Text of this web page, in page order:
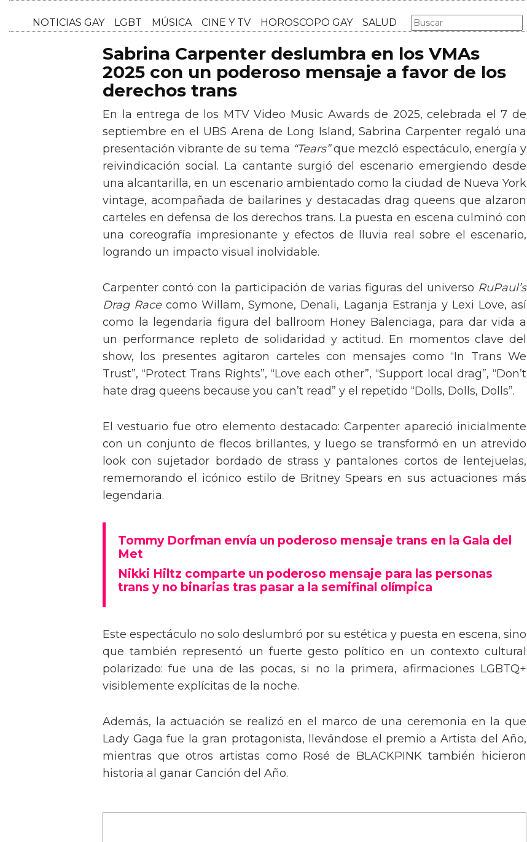
NOTICIAS GAY LGBT MÚSICA CINE Y TV
Sabrina Carpenter deslumbra en los VMAs
2025 con un poderoso mensaje a favor de los
derechos trans
En la entrega de los MTV Video Music Awards de 2025, celebrada el 7 de
septiembre en el UBS Arena de Long Island, Sabrina Carpenter regaló una
presentación vibrante de su tema “Tears”que mezcló espectáculo, energía y
reivindicación social. La cantante surgió del escenario emergiendo desde
una alcantarilla, en un escenario ambientado como la ciudad de Nueva York
vintage, acompañada de bailarines y destacadas drag queens que alzaron
carteles en defensa de los derechos trans. La puesta en escena culminó con
una coreografía impresionante y efectos de lluvia real sobre el escenario,
Carpenter contó con la participación de varias figuras del universo RuPaul’s
Drag Racecomo Willam, Symone, Denali, Laganja Estranja y Lexi Love, así
como la legendaria figura del ballroom Honey Balenciaga, para dar vida a
un performance repleto de solidaridad y actitud. En momentos clave del
show, los presentes agitaron carteles con mensajes como “In Trans We
Trust”, “Protect Trans Rights”, “Love each other”, “Support local drag”, “Don’t
El vestuario fue otro elemento destacado: Carpenter apareció inicialmente
con un conjunto de flecos brillantes, y luego se transformó en un atrevido
look con sujetador bordado de strass y pantalones cortos de lentejuelas,
rememorando el icónico estilo de Britney Spears en sus actuaciones más
Tommy Dorfman envía un poderoso mensaje trans en la Gala del
Met
Nikki Hiltz comparte un poderoso mensaje para las personas
Este espectáculo no solo deslumbró por su estética y puesta en escena, sino
que también representó un fuerte gesto político en un contexto cultural
polarizado: fue una de las pocas, si no la primera, afirmaciones LGBTQ+
Además, la actuación se realizó en el marco de una ceremonia en la que
Lady Gaga fue la gran protagonista, llevándose el premio a Artista del Año,
mientras que otros artistas como Rosé de BLACKPINK también hicieron